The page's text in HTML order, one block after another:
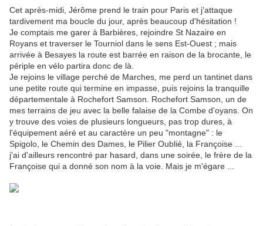
Cet après-midi, Jérôme prend le train pour Paris et j'attaque
tardivement ma boucle du jour, après beaucoup d'hésitation !
Je comptais me garer à Barbières, rejoindre St Nazaire en
Royans et traverser le Tourniol dans le sens Est-Ouest ; mais
arrivée à Besayes la route est barrée en raison de la brocante, le
périple en vélo partira donc de là.
Je rejoins le village perché de Marches, me perd un tantinet dans
une petite route qui termine en impasse, puis rejoins la tranquille
départementale à Rochefort Samson. Rochefort Samson, un de
mes terrains de jeu avec la belle falaise de la Combe d'oyans. On
y trouve des voies de plusieurs longueurs, pas trop dures, à
l'équipement aéré et au caractère un peu "montagne" : le
Spigolo, le Chemin des Dames, le Pilier Oublié, la Françoise ...
j'ai d'ailleurs rencontré par hasard, dans une soirée, le frère de la
Françoise qui a donné son nom à la voie. Mais je m'égare ...